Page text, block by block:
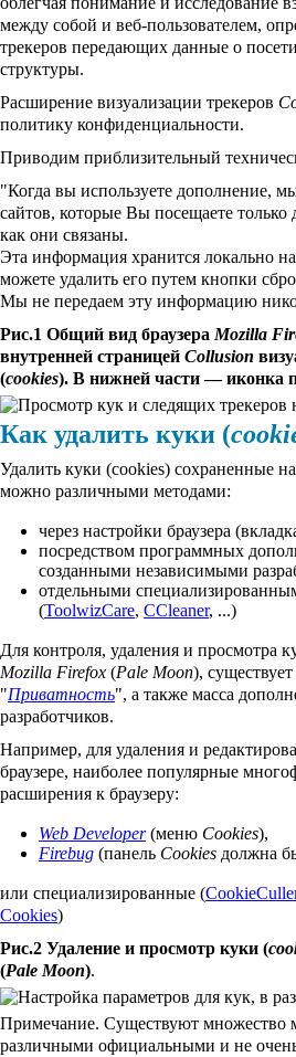
между собой и веб-пользователем,
трекеров передающих данные о
структуры.
Расширение визуализации трекеров
политику конфиденциальности.
Приводим приблизительный
"Когда вы используете дополнение,
сайтов, которые Вы посещаете только
как они связаны.
Эта информация хранится локально
можете удалить его путем кнопки
Мы не передаем эту информацию
Рис.1 Общий вид браузера Mozilla
внутренней страницей Collusion
(cookies). В нижней части — иконка
Как удалить куки (
Удалить куки (cookies) сохраненные
можно различными методами:
через настройки браузера
посредством программных
созданными независимыми
отдельными
(ToolwizCare, CCleaner, ...)
Для контроля, удаления и просмотра
Mozilla Firefox (Pale Moon),
"Приватность", а также масса
разработчиков.
Например, для удаления и
браузере, наиболее популярные
расширения к браузеру:
Web Developer(меню Cookies),
Firebug (панель Cookies должна
или специализированные (
Cookies)
Рис.2 Удаление и просмотр куки (
(Pale Moon).
Примечание. Существуют множество
различными официальными и не